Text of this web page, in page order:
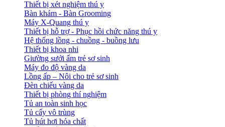
Thiết bị xét nghiệm thú y
Bàn khám - Bàn Grooming
Máy X-Quang thú y
Thiết bị hỗ trợ - Phục hồi chức năng thú y
Hệ thống lồng - chuồng - buồng lưu
Thiết bị khoa nhi
Giường sưởi ấm trẻ sơ sinh
Máy đo độ vàng da
Lồng ấp – Nôi cho trẻ sơ sinh
Đèn chiếu vàng da
Thiết bị phòng thí nghiệm
Tủ an toàn sinh học
Tủ cấy vô trùng
Tủ hút hơi hóa chất